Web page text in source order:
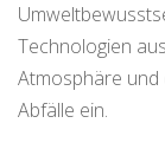
Technologien
Atmosphäre
Abfälle ein.